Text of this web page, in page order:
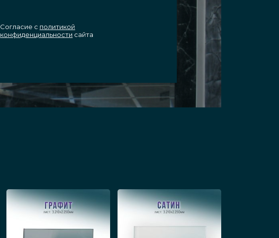
Согласие с политикой
конфиденциальности сайта